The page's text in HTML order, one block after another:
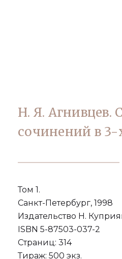
Н. Я. Агнивцев.
сочинений в 3-
Том 1.
Санкт-Петербург, 1998
Издательство Н.
ISBN 5-87503-037-2
Страниц: 314
Тираж: 500 экз.